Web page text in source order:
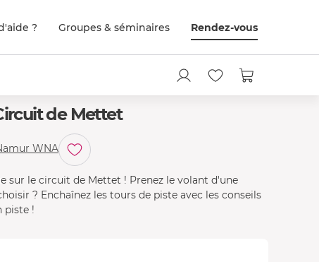
? Groupes & séminaires Rendez-vous
de Mettet
WNA
sur le circuit de Mettet ! Prenez le volant d'une
? Enchaînez les tours de piste avec les conseils
piste !